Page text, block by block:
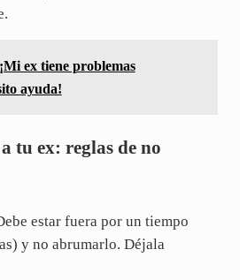
¡Mi ex tiene problemas
ayuda!
tu ex: reglas de no
estar fuera por un tiempo
y no abrumarlo. Déjala